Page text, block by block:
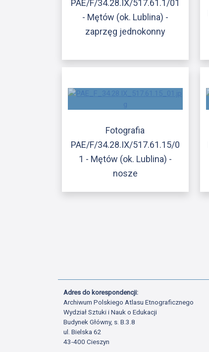
PAE/F/34.28.IX/517.61.1/01
- Mętów (ok. Lublina) -
zaprzęg jednokonny
Fotografia
PAE/F/34.28.IX/517.61.15/0
1 - Mętów (ok. Lublina) -
nosze
Adres do korespondencji:
Archiwum Polskiego Atlasu Etnograficznego
Wydział Sztuki i Nauk o Edukacji
Budynek Główny, s. B.3.8
ul. Bielska 62
43-400 Cieszyn